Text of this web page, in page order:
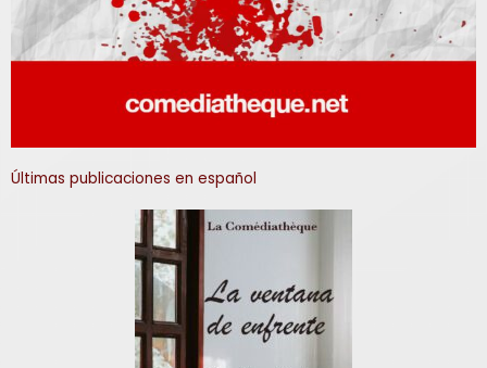
Últimas publicaciones en español